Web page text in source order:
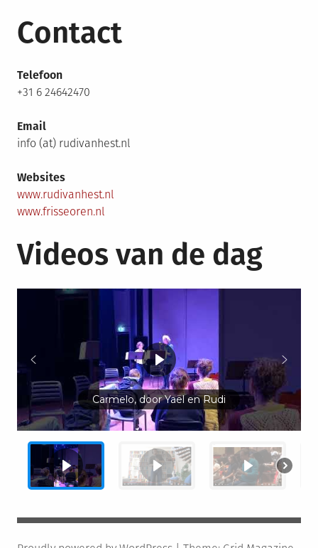
Contact
Telefoon
+31 6 24642470
Email
info (at) rudivanhest.nl
Websites
www.rudivanhest.nl
www.frisseoren.nl
Videos van de dag
Carmelo, door Yaël en Rudi